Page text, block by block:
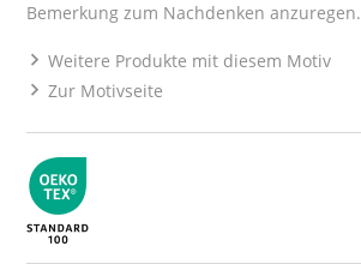
Bemerkung zum Nachdenken anzuregen.
Weitere Produkte mit diesem Motiv
Zur Motivseite